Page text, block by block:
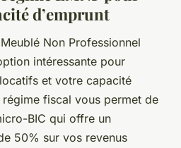
d’emprunt
Non Professionnel
intéressante pour
et votre capacité
régime fiscal vous permet de
BIC qui offre un
50% sur vos revenus